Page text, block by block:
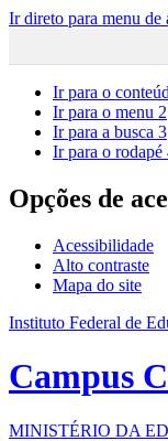
Ir direto para menu de
Ir para o
Ir para o menu 2
Ir para a busca 3
Ir para o rodapé
Opções de
Acessibilidade
Alto contraste
Mapa do site
Instituto Federal de
Campus
MINISTÉRIO DA